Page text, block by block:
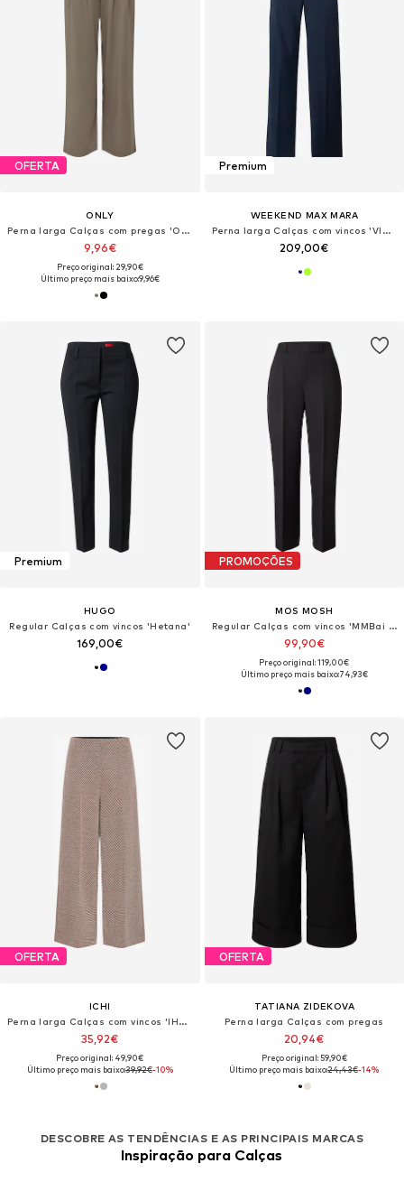
OFERTA
ONLY
Perna larga Calças com pregas 'ONLCECILIA'
9,96€
Preço original: 29,90€
Último preço mais baixo:9,96€
Premium
WEEKEND MAX MARA
Perna larga Calças com vincos 'VISIVO'
209,00€
Premium
HUGO
Regular Calças com vincos 'Hetana'
169,00€
PROMOÇÕES
MOS MOSH
Regular Calças com vincos 'MMBai Miley'
99,90€
Preço original: 119,00€
Último preço mais baixo:74,93€
OFERTA
ICHI
Perna larga Calças com vincos 'IHKATE'
35,92€
Preço original: 49,90€
Último preço mais baixo:39,92€-10%
OFERTA
TATIANA ZIDEKOVA
Perna larga Calças com pregas
20,94€
Preço original: 59,90€
Último preço mais baixo:24,43€-14%
DESCOBRE AS TENDÊNCIAS E AS PRINCIPAIS MARCAS
Inspiração para Calças